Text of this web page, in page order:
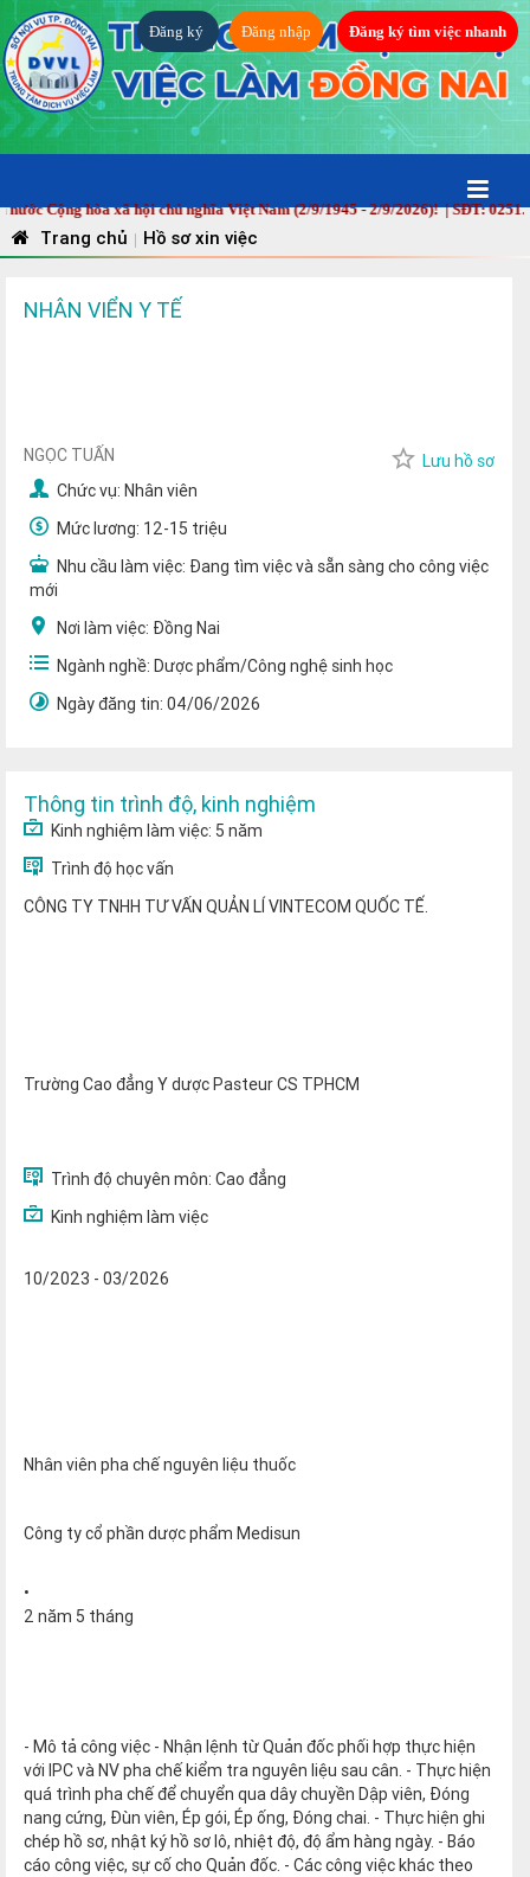
Đăng ký Đăng nhập Đăng ký tìm việc nhanh
hòa xã hội chủ nghĩa Việt Nam (2/9/1945 - 2/9/2026)! | SĐT:
Trang chủ | Hồ sơ xin việc
NHÂN VIỂN Y TẾ
NGỌC TUẤN
Lưu hồ sơ
Chức vụ: Nhân viên
Mức lương: 12-15 triệu
Nhu cầu làm việc: Đang tìm việc và sẵn sàng cho công việc
mới
Nơi làm việc: Đồng Nai
Ngành nghề: Dược phẩm/Công nghệ sinh học
Ngày đăng tin: 04/06/2026
Thông tin trình độ, kinh nghiệm
Kinh nghiệm làm việc: 5 năm
Trình độ học vấn
CÔNG TY TNHH TƯ VẤN QUẢN LÍ VINTECOM QUỐC TẾ.
Trường Cao đẳng Y dược Pasteur CS TPHCM
Trình độ chuyên môn: Cao đẳng
Kinh nghiệm làm việc
10/2023 - 03/2026
Nhân viên pha chế nguyên liệu thuốc
Công ty cổ phần dược phẩm Medisun
•
2 năm 5 tháng
- Mô tả công việc - Nhận lệnh từ Quản đốc phối hợp thực hiện
với IPC và NV pha chế kiểm tra nguyên liệu sau cân. - Thực hiện
quá trình pha chế để chuyển qua dây chuyền Dập viên, Đóng
nang cứng, Đùn viên, Ép gói, Ép ống, Đóng chai. - Thực hiện ghi
chép hồ sơ, nhật ký hồ sơ lô, nhiệt độ, độ ẩm hàng ngày. - Báo
cáo công việc, sự cố cho Quản đốc. - Các công việc khác theo